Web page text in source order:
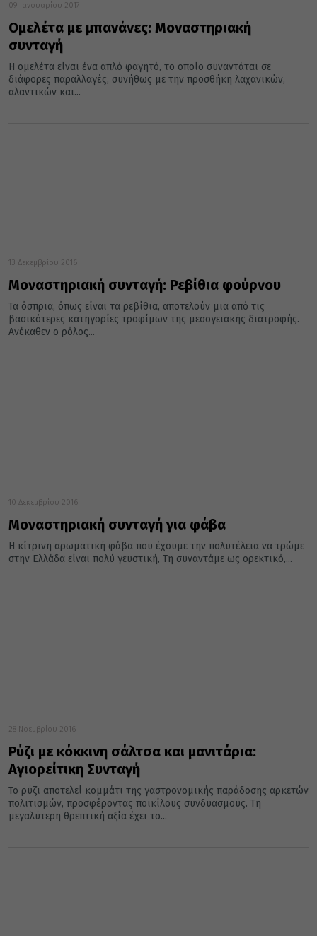
09 Ιανουαρίου 2017
Ομελέτα με μπανάνες: Μοναστηριακή
συνταγή
Η ομελέτα είναι ένα απλό φαγητό, το οποίο συναντάται σε
διάφορες παραλλαγές, συνήθως με την προσθήκη λαχανικών,
αλαντικών και...
13 Δεκεμβρίου 2016
Μοναστηριακή συνταγή: Ρεβίθια φούρνου
Τα όσπρια, όπως είναι τα ρεβίθια, αποτελούν μια από τις
βασικότερες κατηγορίες τροφίμων της μεσογειακής διατροφής.
Ανέκαθεν ο ρόλος...
10 Δεκεμβρίου 2016
Μοναστηριακή συνταγή για φάβα
Η κίτρινη αρωματική φάβα που έχουμε την πολυτέλεια να τρώμε
στην Ελλάδα είναι πολύ γευστική, Τη συναντάμε ως ορεκτικό,...
28 Νοεμβρίου 2016
Ρύζι με κόκκινη σάλτσα και μανιτάρια:
Αγιορείτικη Συνταγή
Το ρύζι αποτελεί κομμάτι της γαστρονομικής παράδοσης αρκετών
πολιτισμών, προσφέροντας ποικίλους συνδυασμούς. Τη
μεγαλύτερη θρεπτική αξία έχει το...